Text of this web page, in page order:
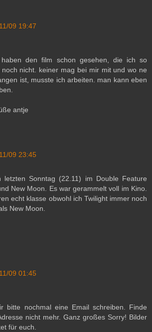
09 19:47
haben den film schon gesehen, die ich so
nicht. keiner mag bei mir mit und wo ne
ist, musste ich arbeiten. man kann eben
antje
09 23:45
letzten Sonntag (22.11) im Double Feature
New Moon. Es war gerammelt voll im Kino.
echt klasse obwohl ich Twilight immer noch
New Moon.
09 01:45
bitte nochmal eine Email schreiben. Finde
nicht mehr. Ganz großes Sorry! Bilder
für euch.